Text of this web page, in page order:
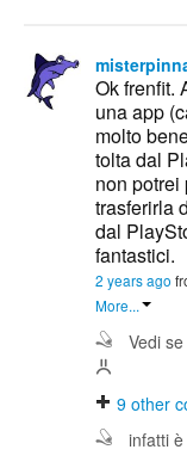
Ok frenfit.
una app
molto
tolta dal
non
trasferirla
dal
fantastici.
2 years ago
More...
Vedi
9 other
infatti